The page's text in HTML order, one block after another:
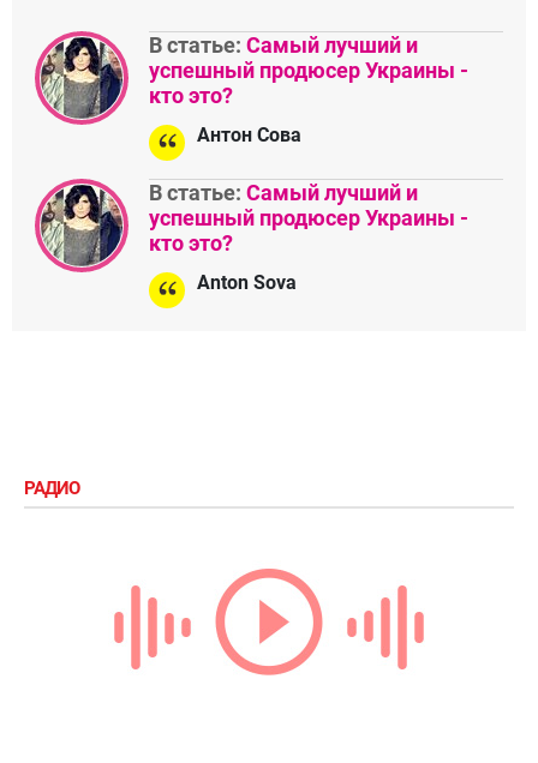
В статье: Самый лучший и
успешный продюсер Украины -
кто это?
Антон Сова
В статье: Самый лучший и
успешный продюсер Украины -
кто это?
Anton Sova
РАДИО